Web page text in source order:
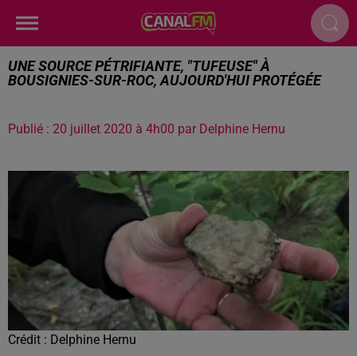
UNE SOURCE PÉTRIFIANTE, "TUFEUSE" À
BOUSIGNIES-SUR-ROC, AUJOURD'HUI PROTÉGÉE
Publié : 20 juillet 2020 à 4h00 par Delphine Hernu
Crédit : Delphine Hernu